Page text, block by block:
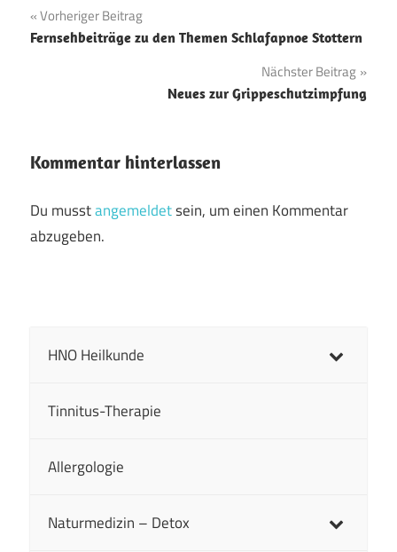
Beitragsnavigation
Vorheriger Beitrag
Fernsehbeiträge zu den Themen Schlafapnoe Stottern
Nächster Beitrag
Neues zur Grippeschutzimpfung
Kommentar hinterlassen
Du musstangemeldetsein, um einen Kommentar
abzugeben.
HNO Heilkunde
Tinnitus-Therapie
Allergologie
Naturmedizin – Detox